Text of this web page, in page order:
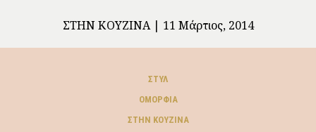
ΣΤΗΝ ΚΟΥΖΊΝΑ 11 Μάρτιος, 2014
ΣΤΥΛ
ΟΜΟΡΦΙΆ
ΣΤΗΝ ΚΟΥΖΊΝΑ